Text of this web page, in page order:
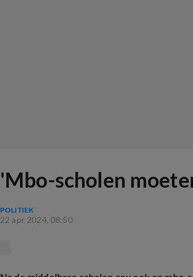
'Mbo-scholen
POLITIEK
22 apr 2024, 08:50